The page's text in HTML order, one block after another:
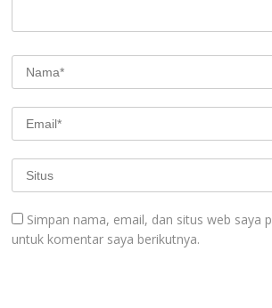
Simpan nama, email, dan situs web saya
untuk komentar saya berikutnya.